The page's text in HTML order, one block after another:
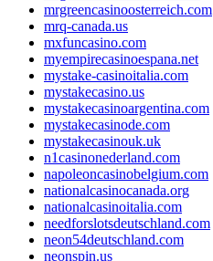
mrgreencasinoosterreich.com
mrq-canada.us
mxfuncasino.com
myempirecasinoespana.net
mystake-casinoitalia.com
mystakecasino.us
mystakecasinoargentina.com
mystakecasinode.com
mystakecasinouk.uk
n1casinonederland.com
napoleoncasinobelgium.com
nationalcasinocanada.org
nationalcasinoitalia.com
needforslotsdeutschland.com
neon54deutschland.com
neonspin.us